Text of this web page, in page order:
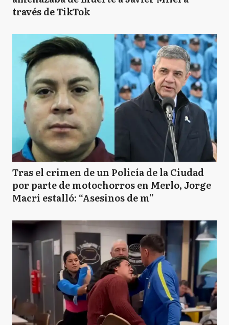
través de TikTok
Tras el crimen de un Policía de la Ciudad
por parte de motochorros en Merlo, Jorge
Macri estalló: “Asesinos de m”